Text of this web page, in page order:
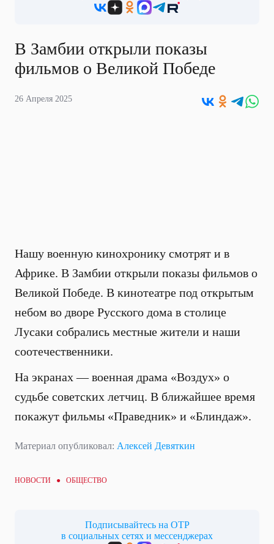
В Замбии открыли показы
фильмов о Великой Победе
26 Апреля 2025
Нашу военную кинохронику смотрят и в
Африке. В Замбии открыли показы фильмов о
Великой Победе. В кинотеатре под открытым
небом во дворе Русского дома в столице
Лусаки собрались местные жители и наши
соотечественники.
На экранах — военная драма «Воздух» о
судьбе советских летчиц. В ближайшее время
покажут фильмы «Праведник» и «Блиндаж».
Материал опубликовал: Алексей Девяткин
НОВОСТИ ● ОБЩЕСТВО
Подписывайтесь на ОТР
в социальных сетях и мессенджерах